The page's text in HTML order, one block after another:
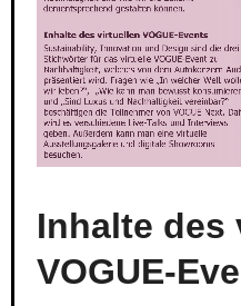
Inhalte des
VOGUE-